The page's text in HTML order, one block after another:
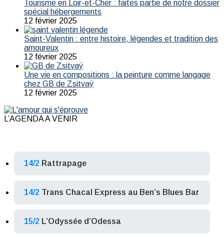
Tourisme en Loir-et-Cher : faites partie de notre dossier
spécial hébergements
12 février 2025
Saint-Valentin : entre histoire, légendes et tradition des
amoureux
12 février 2025
Une vie en compositions : la peinture comme langage
chez GB de Zsitvaÿ
12 février 2025
L’AGENDA A VENIR
14/2 Rattrapage
14/2 Trans Chacal Express au Ben’s Blues Bar
15/2 L’Odyssée d’Odessa